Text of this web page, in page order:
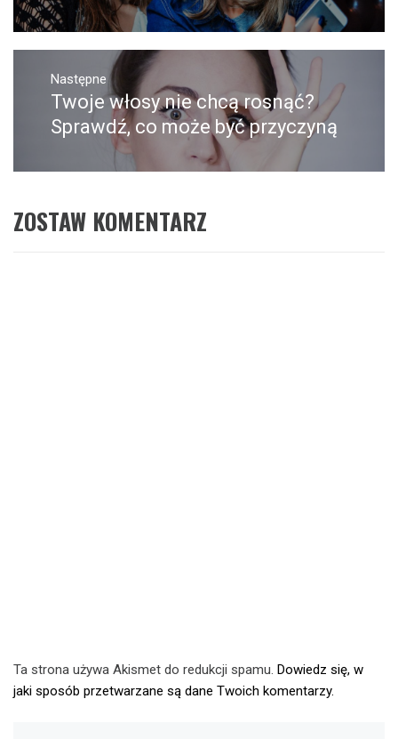
Następne
Następny
post:
Twoje włosy nie chcą rosnąć?
Sprawdź, co może być przyczyną
ZOSTAW KOMENTARZ
Ta strona używa Akismet do redukcji spamu. Dowiedz się, w
jaki sposób przetwarzane są dane Twoich komentarzy.